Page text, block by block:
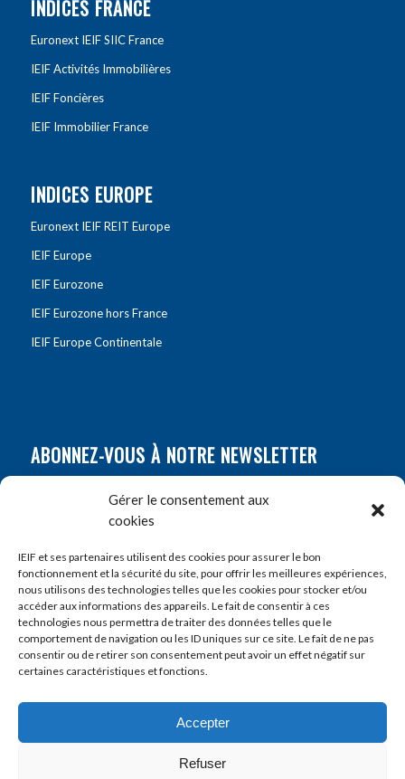
Gérer le consentement aux
cookies
IEIF et ses partenaires utilisent des cookies pour assurer le bon
fonctionnement et la sécurité du site, pour offrir les meilleures expériences,
nous utilisons des technologies telles que les cookies pour stocker et/ou
accéder aux informations des appareils. Le fait de consentir à ces
technologies nous permettra de traiter des données telles que le
comportement de navigation ou les ID uniques sur ce site. Le fait de ne pas
consentir ou de retirer son consentement peut avoir un effet négatif sur
certaines caractéristiques et fonctions.
Accepter
Refuser
INDICES FRANCE
Euronext IEIF SIIC France
IEIF Activités Immobilières
IEIF Foncières
IEIF Immobilier France
INDICES EUROPE
Euronext IEIF REIT Europe
IEIF Europe
IEIF Eurozone
IEIF Eurozone hors France
IEIF Europe Continentale
ABONNEZ-VOUS À NOTRE NEWSLETTER
Prénom*
E-mail*